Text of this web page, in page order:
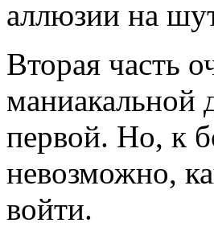
аллюзии на
Вторая часть
маниакальной
первой. Но, к
невозможно,
войти.